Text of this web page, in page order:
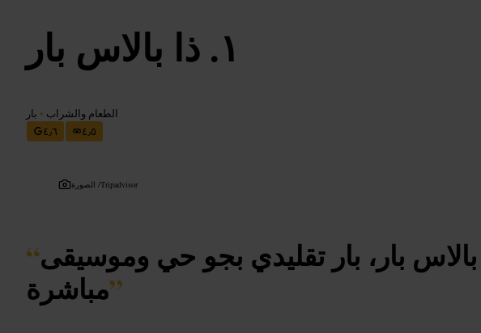
ذا بالاس بار
الطعام والشراب • بار
٤٫٦
٤٫٥
الصورة /Tripadvisor
“بالاس بار، بار تقليدي بجو حي وموسيقى
مباشرة”